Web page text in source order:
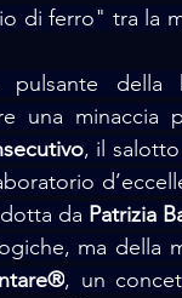
di ferro" tra la
della
una
, il
da Patrizia
ma della